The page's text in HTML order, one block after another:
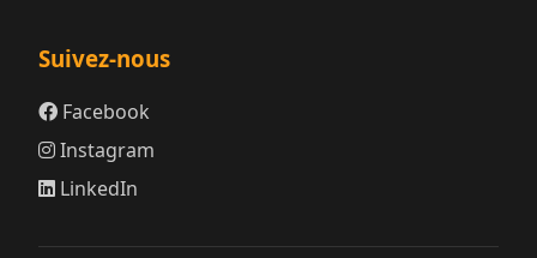
Suivez-nous
Facebook
Instagram
LinkedIn